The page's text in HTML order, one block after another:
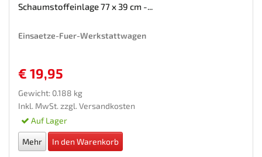
Schaumstoffeinlage 77 x 39 cm -...
Einsaetze-Fuer-Werkstattwagen
€ 19,95
Gewicht: 0.188 kg
Inkl. MwSt. zzgl. Versandkosten
Auf Lager
Mehr In den Warenkorb